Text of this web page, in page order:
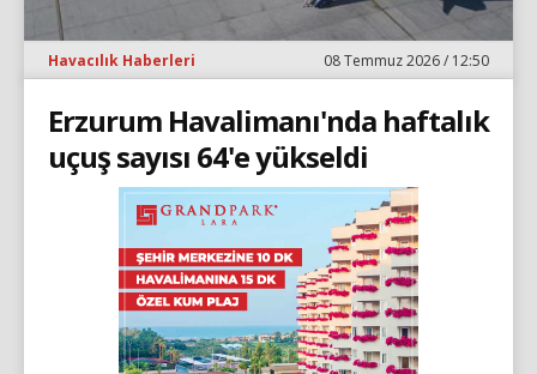
Havacılık Haberleri 08 Temmuz 2026 / 12:50
Erzurum Havalimanı'nda haftalık
uçuş sayısı 64'e yükseldi